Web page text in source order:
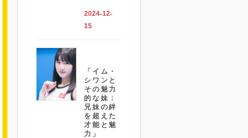
2024-12-
15
「イム・
シワンと
その魅力
的な妹：
兄妹の絆
を超えた
才能と魅
力」